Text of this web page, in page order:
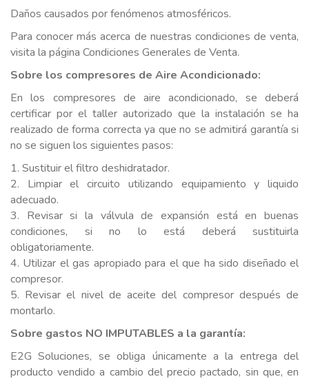
Daños causados por fenómenos atmosféricos.
Para conocer más acerca de nuestras condiciones de venta,
visita la página Condiciones Generales de Venta.
Sobre los compresores de Aire Acondicionado:
En los compresores de aire acondicionado, se deberá
certificar por el taller autorizado que la instalación se ha
realizado de forma correcta ya que no se admitirá garantía si
no se siguen los siguientes pasos:
1. Sustituir el filtro deshidratador.
2. Limpiar el circuito utilizando equipamiento y liquido
adecuado.
3. Revisar si la válvula de expansión está en buenas
condiciones, si no lo está deberá sustituirla
obligatoriamente.
4. Utilizar el gas apropiado para el que ha sido diseñado el
compresor.
5. Revisar el nivel de aceite del compresor después de
montarlo.
Sobre gastos NO IMPUTABLES a la garantía:
E2G Soluciones, se obliga únicamente a la entrega del
producto vendido a cambio del precio pactado, sin que, en